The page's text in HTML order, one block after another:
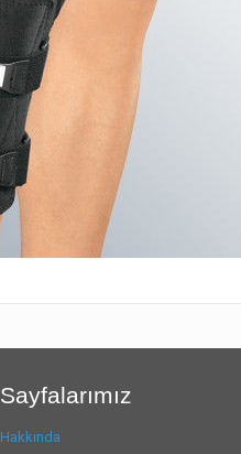
Sayfalarımız
Hakkında